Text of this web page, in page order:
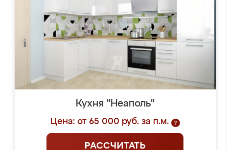
Кухня "Неаполь"
Цена: от 65 000 руб. за п.м. ?
РАССЧИТАТЬ